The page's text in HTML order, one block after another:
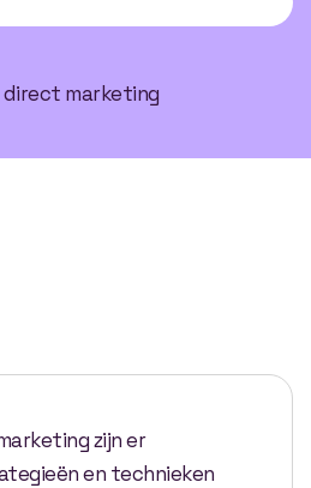
zijn er
en technieken